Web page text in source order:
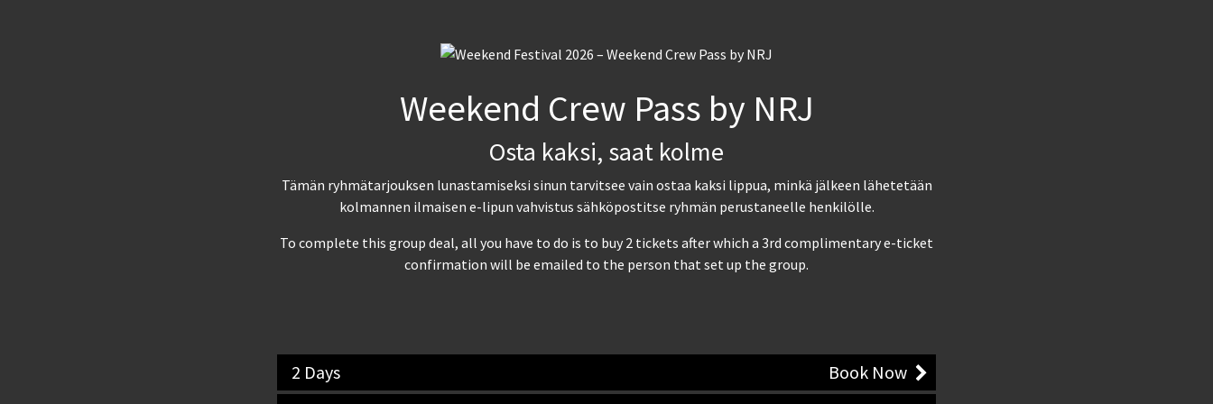
Weekend Crew Pass by NRJ
Osta kaksi, saat kolme
Tämän ryhmätarjouksen lunastamiseksi sinun tarvitsee vain ostaa kaksi lippua, minkä jälkeen lähetetään
kolmannen ilmaisen e-lipun vahvistus sähköpostitse ryhmän perustaneelle henkilölle.
To complete this group deal, all you have to do is to buy 2 tickets after which a 3rd complimentary e-ticket
confirmation will be emailed to the person that set up the group.
2 Days
Book Now